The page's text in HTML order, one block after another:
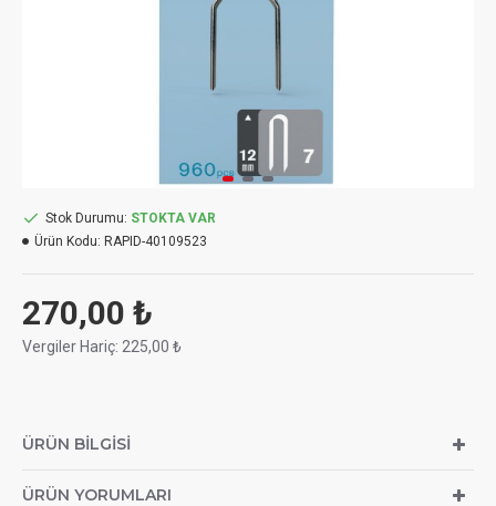
270,00 ₺
Vergiler Hariç: 225,00 ₺
Stok Durumu: STOKTA VAR
Ürün Kodu: RAPID-40109523
ÜRÜN BILGISI
ÜRÜN YORUMLARI